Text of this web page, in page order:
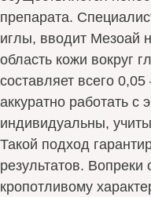
препарата.
иглы, вводит Мезоай
область кожи вокруг
составляет всего
аккуратно работать с
индивидуальны,
Такой подход
результатов.
кропотливому